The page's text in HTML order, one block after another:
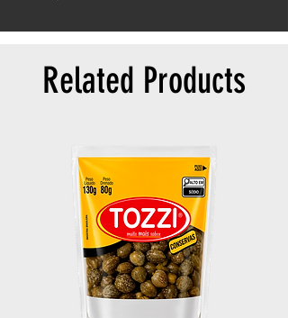
Related Products